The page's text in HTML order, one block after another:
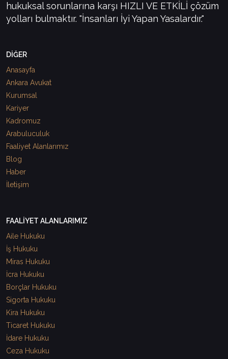
hukuksal sorunlarına karşı HIZLI VE ETKİLİ çözüm
yolları bulmaktır. "İnsanları İyi Yapan Yasalardır."
DİĞER
Anasayfa
Ankara Avukat
Kurumsal
Kariyer
Kadromuz
Arabuluculuk
Faaliyet Alanlarımız
Blog
Haber
İletişim
FAALİYET ALANLARIMIZ
Aile Hukuku
İş Hukuku
Miras Hukuku
İcra Hukuku
Borçlar Hukuku
Sigorta Hukuku
Kira Hukuku
Ticaret Hukuku
İdare Hukuku
Ceza Hukuku